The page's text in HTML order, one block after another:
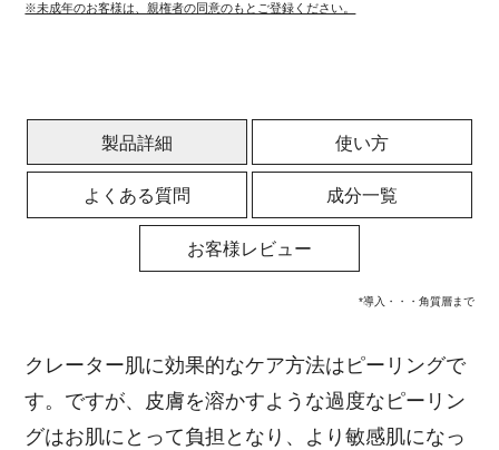
※未成年のお客様は、親権者の同意のもとご登録ください。
製品詳細 使い方
よくある質問 成分一覧
お客様レビュー
*導入・・・角質層まで
クレーター肌に効果的なケア方法はピーリングで
す。ですが、皮膚を溶かすような過度なピーリン
グはお肌にとって負担となり、より敏感肌になっ